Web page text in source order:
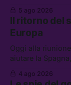
chi aspetta i
diluiti, e quanti
5 ago 2026
Il ritorno del
Europa
Oggi alla
aiutare la
spontanei a
4 ago 2026